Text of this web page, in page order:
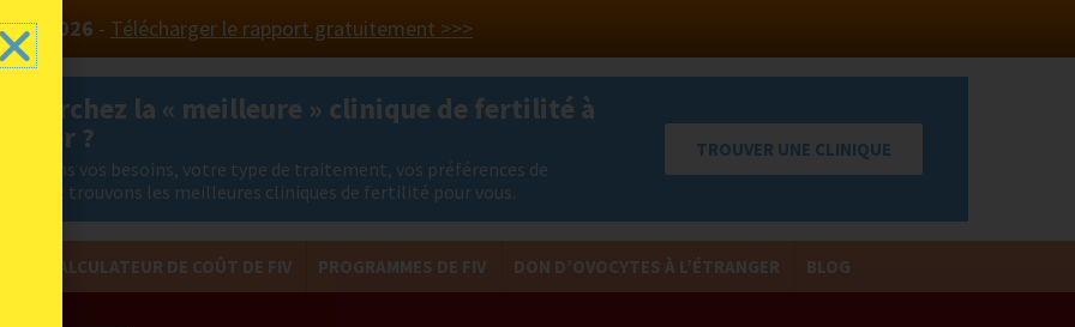
2026 - Télécharger le rapport gratuitement >>>
cherchez la « meilleure » clinique de fertilité à
?
analysons vos besoins, votre type de traitement, vos préférences de
et trouvons les meilleures cliniques de fertilité pour vous.
TROUVER UNE CLINIQUE
CALCULATEUR DE COÛT DE FIV PROGRAMMES DE FIV DON D’OVOCYTES À L’ÉTRANGER BLOG